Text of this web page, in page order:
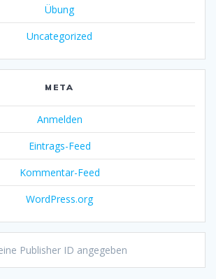
Übung
Uncategorized
META
Anmelden
Eintrags-Feed
Kommentar-Feed
WordPress.org
Publisher ID angegeben